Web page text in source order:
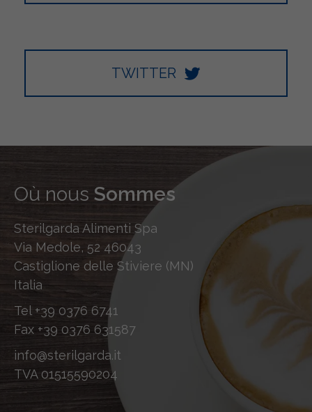
TWITTER
Où nous Sommes
Sterilgarda Alimenti Spa
Via Medole, 52 46043
Castiglione delle Stiviere (MN)
Italia
Tel +39 0376 6741
Fax +39 0376 631587
info@sterilgarda.it
TVA 01515590204